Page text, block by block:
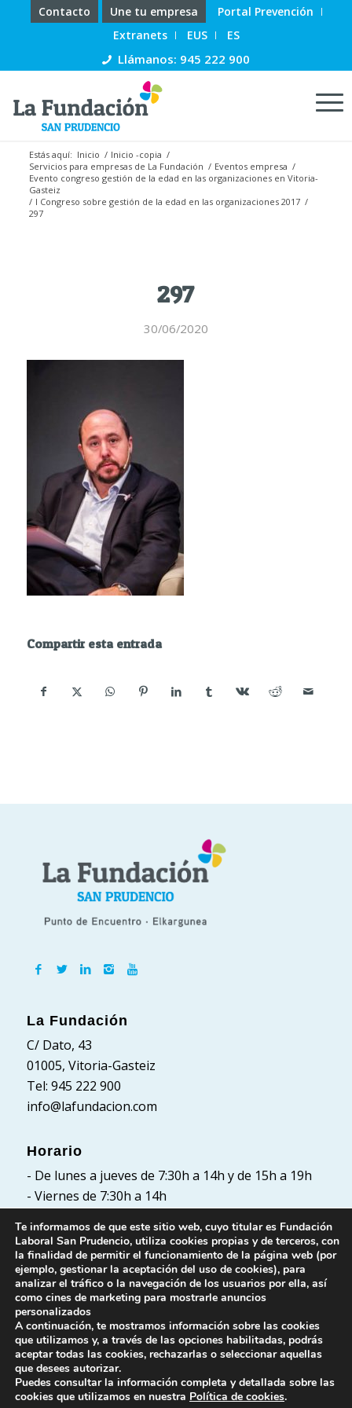
Contacto Une tu empresa
Portal Prevención
Extranets
EUS ES
Llámanos: 945 222 900
Estás aquí: Inicio / Inicio -copia /
Servicios para empresas de La Fundación / Eventos empresa /
Evento congreso gestión de la edad en las organizaciones en Vitoria-
Gasteiz
/ I Congreso sobre gestión de la edad en las organizaciones 2017 /
297
297
30/06/2020
Compartir esta entrada
La Fundación
C/ Dato, 43
01005, Vitoria-Gasteiz
Tel: 945 222 900
info@lafundacion.com
Horario
- De lunes a jueves de 7:30h a 14h y de 15h a 19h
- Viernes de 7:30h a 14h
Políticas
Política de Privacidad
Política de cookies
Aviso Legal
Te informamos de que este sitio web, cuyo titular es Fundación
Laboral San Prudencio, utiliza cookies propias y de terceros, con
la finalidad de permitir el funcionamiento de la página web (por
ejemplo, gestionar la aceptación del uso de cookies), para
analizar el tráfico o la navegación de los usuarios por ella, así
como cines de marketing para mostrarle anuncios
personalizados
A continuación, te mostramos información sobre las cookies
que utilizamos y, a través de las opciones habilitadas, podrás
aceptar todas las cookies, rechazarlas o seleccionar aquellas
que desees autorizar.
Puedes consultar la información completa y detallada sobre las
cookies que utilizamos en nuestra Política de cookies.